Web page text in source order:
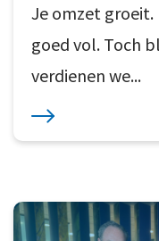
Je omzet
goed vol. Toch
verdienen we...